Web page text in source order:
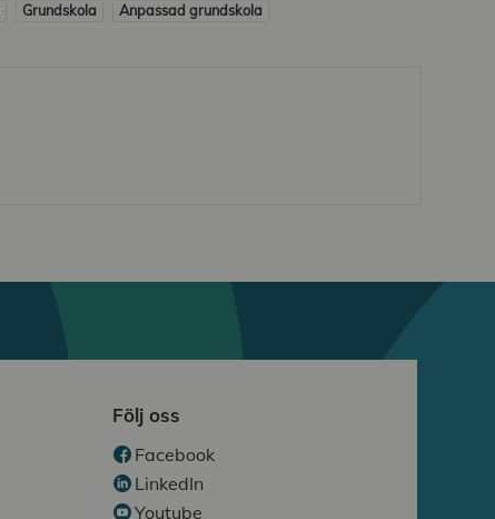
Grundskola
Anpassad grundskola
Följ oss
Facebook
LinkedIn
Youtube